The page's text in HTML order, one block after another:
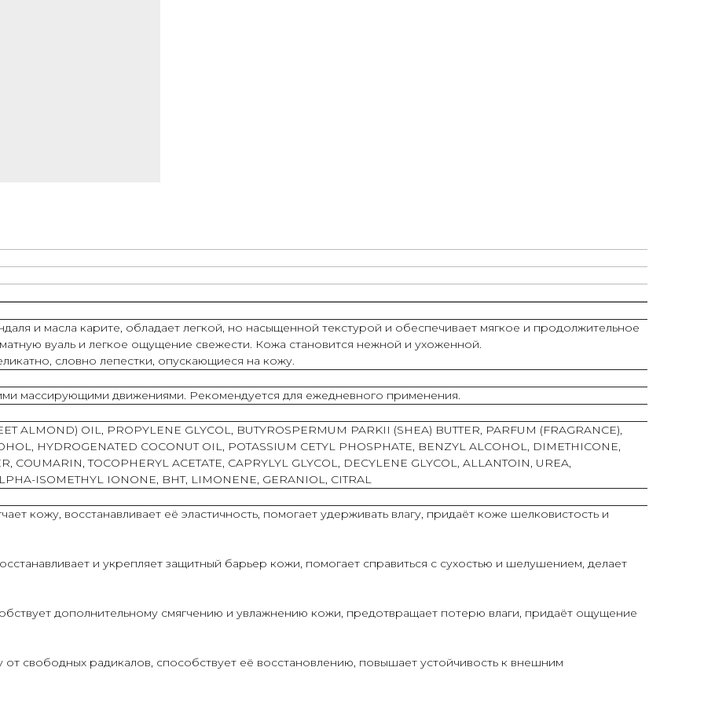
и масла карите, обладает легкой, но насыщенной текстурой и обеспечивает мягкое и продолжительное
вуаль и легкое ощущение свежести. Кожа становится нежной и ухоженной.
словно лепестки, опускающиеся на кожу.
массирующими движениями. Рекомендуется для ежедневного применения.
ALMOND) OIL, PROPYLENE GLYCOL, BUTYROSPERMUM PARKII (SHEA) BUTTER, PARFUM (FRAGRANCE),
HYDROGENATED COCONUT OIL, POTASSIUM CETYL PHOSPHATE, BENZYL ALCOHOL, DIMETHICONE,
COUMARIN, TOCOPHERYL ACETATE, CAPRYLYL GLYCOL, DECYLENE GLYCOL, ALLANTOIN, UREA,
ISOMETHYL IONONE, BHT, LIMONENE, GERANIOL, CITRAL
кожу, восстанавливает её эластичность, помогает удерживать влагу, придаёт коже шелковистость и
и укрепляет защитный барьер кожи, помогает справиться с сухостью и шелушением, делает
дополнительному смягчению и увлажнению кожи, предотвращает потерю влаги, придаёт ощущение
свободных радикалов, способствует её восстановлению, повышает устойчивость к внешним